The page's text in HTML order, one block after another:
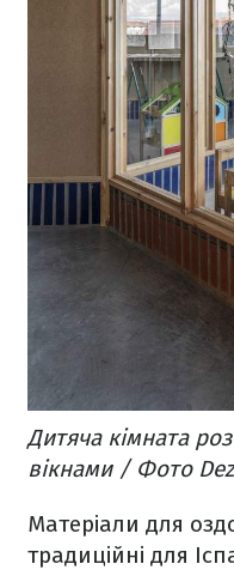
Дитяча кімната
вікнами / Фото
Матеріали для
традиційні для